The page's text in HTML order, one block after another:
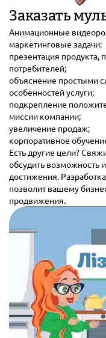
Заказать
Анимационные
маркетинговые задачи:
презентация
потребителей;
объяснение простыми
особенностей услуги;
подкрепление
миссии компании;
увеличение продаж;
корпоративное
Есть другие цели?
обсудить возможность
достижения.
позволит вашему
продвижения.